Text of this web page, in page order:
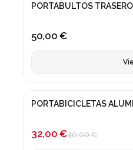
PORTABULTOS
50,00 €
¡En oferta!
PORTABICICLETAS
32,00 €40,00 €